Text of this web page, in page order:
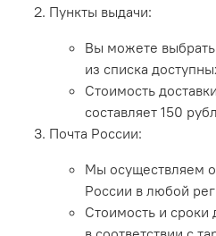
Пункты выдачи:
Вы можете
из списка
Стоимость
составляет 150
Почта России:
Мы осуществляем
России в любой
Стоимость и сроки